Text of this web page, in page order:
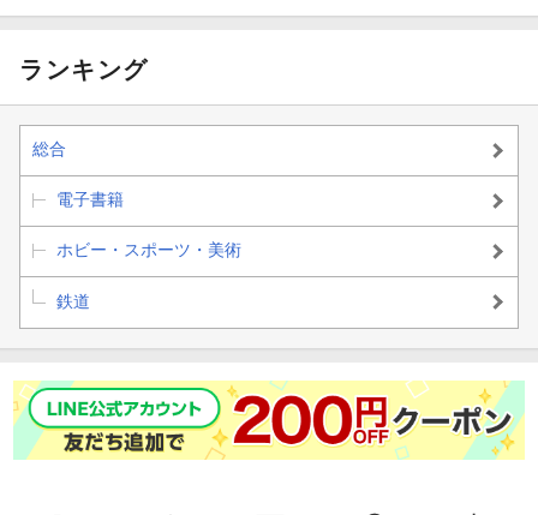
来まで
ランキング
総合
電子書籍
ホビー・スポーツ・美術
鉄道